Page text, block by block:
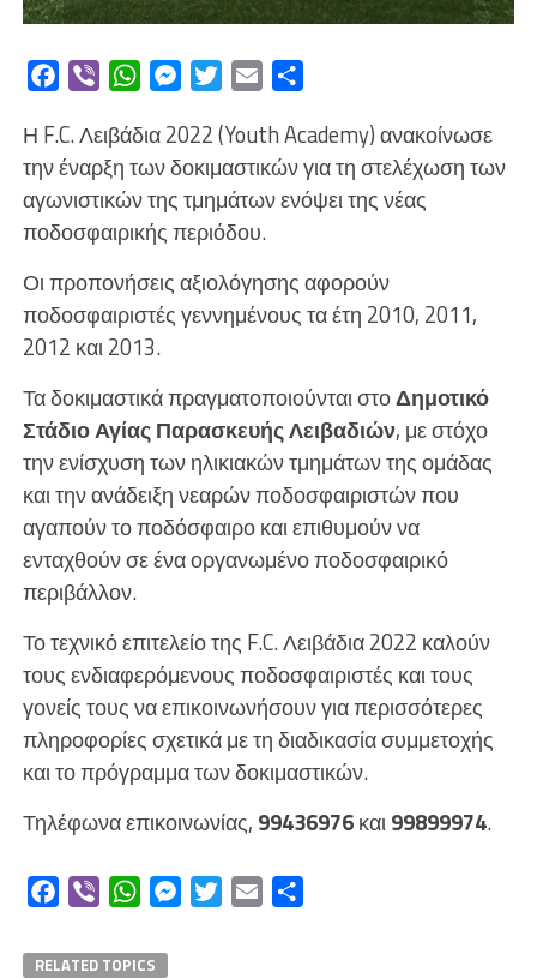
Facebook
Viber WhatsAppMessengerTwitterEmail
Η F.C. Λειβάδια 2022 (Youth Academy) ανακοίνωσε
την έναρξη των δοκιμαστικών για τη στελέχωση των
αγωνιστικών της τμημάτων ενόψει της νέας
ποδοσφαιρικής περιόδου.
Οι προπονήσεις αξιολόγησης αφορούν
ποδοσφαιριστές γεννημένους τα έτη 2010, 2011,
2012 και 2013.
Τα δοκιμαστικά πραγματοποιούνται στοΔημοτικό
Στάδιο Αγίας Παρασκευής Λειβαδιών, με στόχο
την ενίσχυση των ηλικιακών τμημάτων της ομάδας
και την ανάδειξη νεαρών ποδοσφαιριστών που
αγαπούν το ποδόσφαιρο και επιθυμούν να
ενταχθούν σε ένα οργανωμένο ποδοσφαιρικό
περιβάλλον.
Το τεχνικό επιτελείο της F.C. Λειβάδια 2022 καλούν
τους ενδιαφερόμενους ποδοσφαιριστές και τους
γονείς τους να επικοινωνήσουν για περισσότερες
πληροφορίες σχετικά με τη διαδικασία συμμετοχής
και το πρόγραμμα των δοκιμαστικών.
Τηλέφωνα επικοινωνίας, 99436976και99899974.
Facebook
Viber WhatsAppMessengerTwitterEmail
RELATED TOPICS